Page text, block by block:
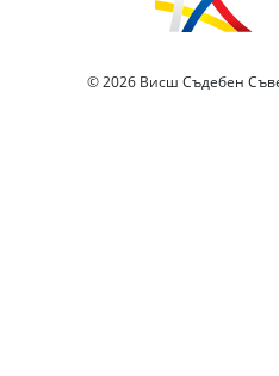
© 2026 Висш Съдебен